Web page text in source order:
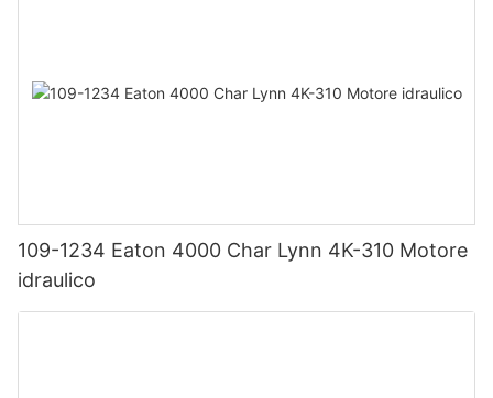
109-1234 Eaton 4000 Char Lynn 4K-310 Motore
idraulico